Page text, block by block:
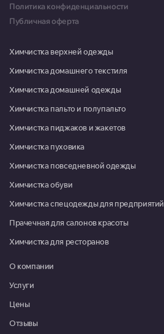
Политика конфиденциальности
Публичная оферта
О компании
Услуги
Цены
Отзывы
Химчистка верхней одежды
Химчистка домашнего текстиля
Химчистка домашней одежды
Химчистка пальто и полупальто
Химчистка пиджаков и жакетов
Химчистка пуховика
Химчистка повседневной одежды
Химчистка обуви
Химчистка спецодежды для предприятий
Прачечная для салонов красоты
Химчистка для ресторанов